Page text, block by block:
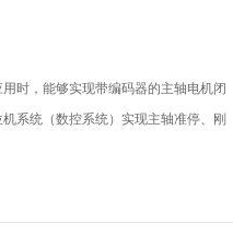
时，能够实现带编码器的主轴电机闭
系统（数控系统）实现主轴准停、刚